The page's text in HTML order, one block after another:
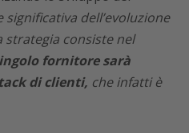
significativa dell’evoluzione
strategia consiste nel
fornitore sarà
di clienti, che infatti è